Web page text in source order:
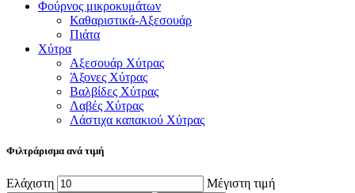
Φούρνος μικροκυμάτων
Καθαριστικά-Αξεσουάρ
Πιάτα
Χύτρα
Αξεσουάρ Χύτρας
Άξονες Χύτρας
Βαλβίδες Χύτρας
Λαβές Χύτρας
Λάστιχα καπακιού Χύτρας
Φιλτράρισμα ανά τιμή
Ελάχιστη Μέγιστη τιμή